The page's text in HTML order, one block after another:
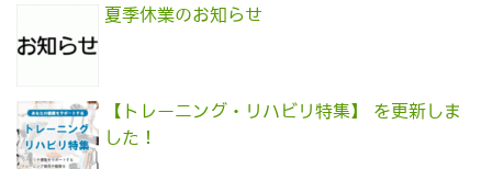
夏季休業のお知らせ
【トレーニング・リハビリ特集】 を更新しま
した！